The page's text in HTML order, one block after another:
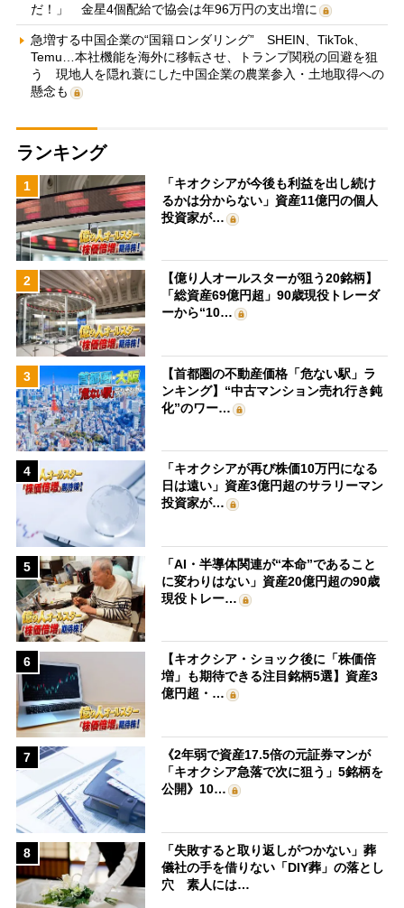
だ！」 金星4個配給で協会は年96万円の支出増に
急増する中国企業の“国籍ロンダリング” SHEIN、TikTok、
Temu…本社機能を海外に移転させ、トランプ関税の回避を狙
う 現地人を隠れ蓑にした中国企業の農業参入・土地取得への
懸念も
ランキング
1
「キオクシアが今後も利益を出し続け
るかは分からない」資産11億円の個人
投資家が…
2
【億り人オールスターが狙う20銘柄】
「総資産69億円超」90歳現役トレーダ
ーから“10…
3
【首都圏の不動産価格「危ない駅」ラ
ンキング】“中古マンション売れ行き鈍
化”のワー…
4
「キオクシアが再び株価10万円になる
日は遠い」資産3億円超のサラリーマン
投資家が…
5
「AI・半導体関連が“本命”であること
に変わりはない」資産20億円超の90歳
現役トレー…
6
【キオクシア・ショック後に「株価倍
増」も期待できる注目銘柄5選】資産3
億円超・…
7
《2年弱で資産17.5倍の元証券マンが
「キオクシア急落で次に狙う」5銘柄を
公開》10…
8
「失敗すると取り返しがつかない」葬
儀社の手を借りない「DIY葬」の落とし
穴 素人には…